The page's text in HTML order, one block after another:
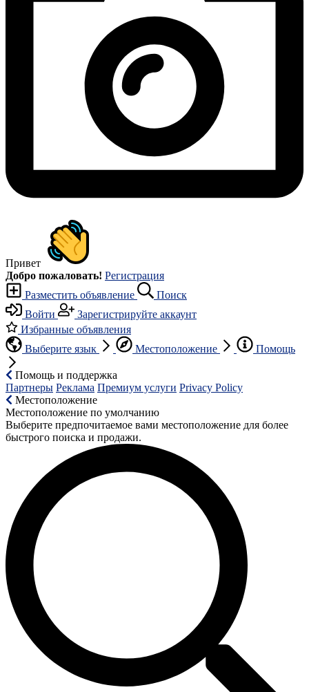
Привет
Добро пожаловать! Регистрация
Разместить объявление
Поиск
Войти
Зарегистрируйте аккаунт
Избранные объявления
Выберите язык
Местоположение Помощь
Помощь и поддержка
Партнеры Реклама Премиум услуги Privacy Policy
Местоположение
Местоположение по умолчанию
Выберите предпочитаемое вами местоположение для более
быстрого поиска и продажи.